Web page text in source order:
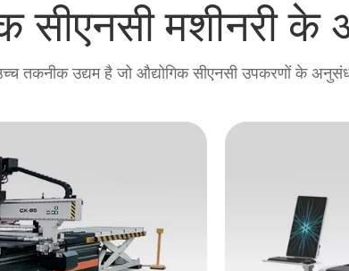
सीएनसी मशीनरी के
तकनीक उद्यम है जो औद्योगिक सीएनसी उपकरणों के